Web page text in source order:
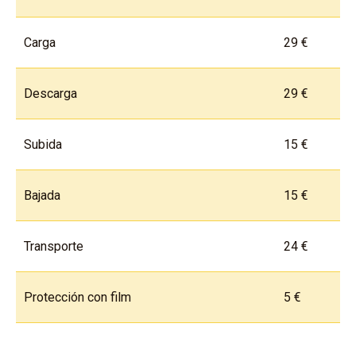
Carga 29 €
Descarga 29 €
Subida 15 €
Bajada 15 €
Transporte 24 €
Protección con film 5 €